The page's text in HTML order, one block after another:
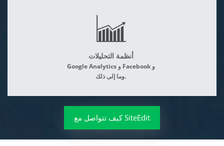
أنظمة التحليلات
Google Analytics و Facebook و
وما إلى ذلك.
كيف تتواصل مع SiteEdit